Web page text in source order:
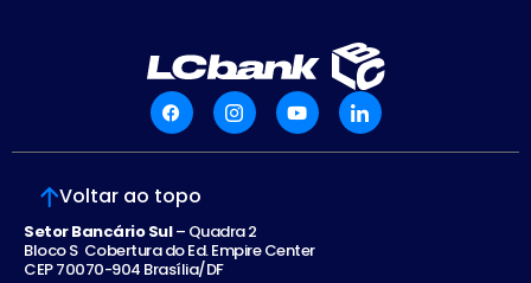
Voltar ao topo
Setor Bancário Sul– Quadra 2
Bloco S Cobertura do Ed. Empire Center
CEP 70070-904 Brasília/DF